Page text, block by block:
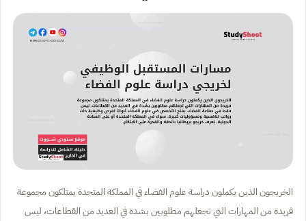
الخريجون الذين يكملون دراسة علوم الفضاء في المملكة المتحدة يمتلكون مجموعة
فريدة من المهارات التي تجعلهم مطلوبين بشدة في العديد من القطاعات، ليس